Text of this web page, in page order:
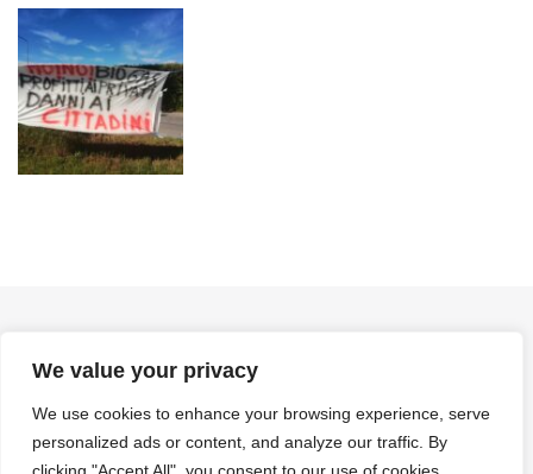
We value your privacy
We use cookies to enhance your browsing experience, serve
personalized ads or content, and analyze our traffic. By
Creative Commons - (CC BY-ND 4.0)